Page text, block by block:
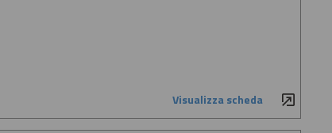
Visualizza scheda